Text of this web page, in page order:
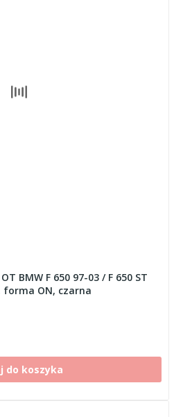
BMW F 650 97-03 / F 650 ST
forma ON, czarna
do koszyka